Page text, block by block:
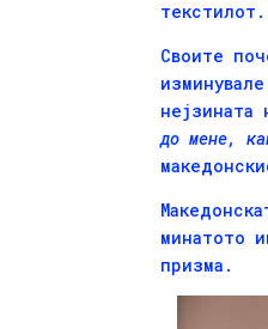
текстилот.
Своите
до мене,
минатото
призма.